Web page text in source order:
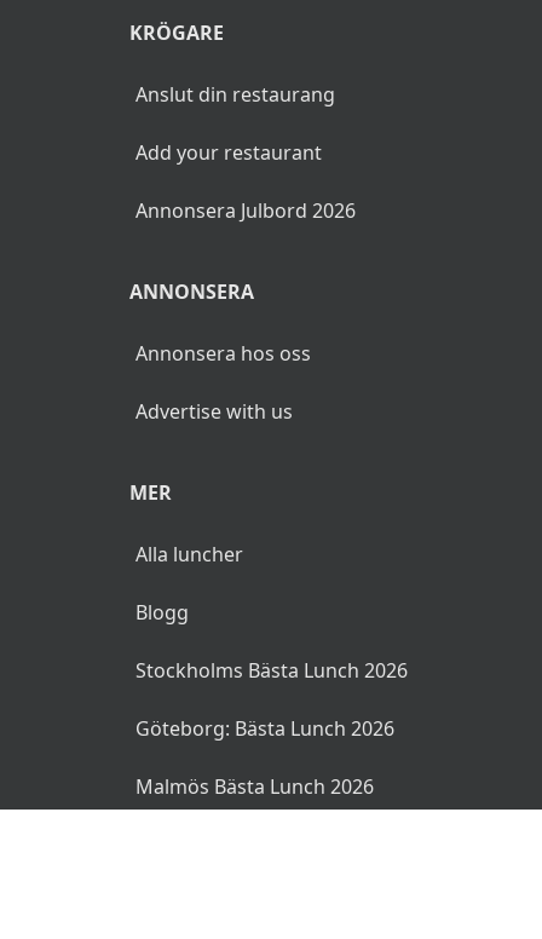
KRÖGARE
Anslut din restaurang
Add your restaurant
Annonsera Julbord 2026
ANNONSERA
Annonsera hos oss
Advertise with us
MER
Alla luncher
Blogg
Stockholms Bästa Lunch 2026
Göteborg: Bästa Lunch 2026
Malmös Bästa Lunch 2026